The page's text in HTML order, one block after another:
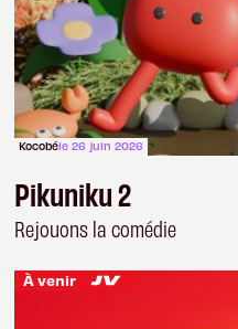
Kocobéle 26 juin 2026
Pikuniku 2
Rejouons la comédie
À venir